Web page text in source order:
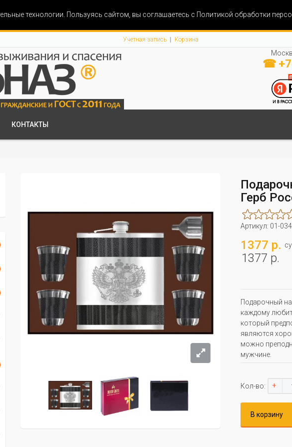
технологии. Пользуясь сайтом, вы соглашаетесь с Политикой обработки
Учетная запись Корзина
☎
КОНТАКТЫ
Герб
Артикул: 01-
1377 р.
1377 р.
Подарочный
каждому
который
являются
можно
мужчине.
Кол-во: +
В корзину